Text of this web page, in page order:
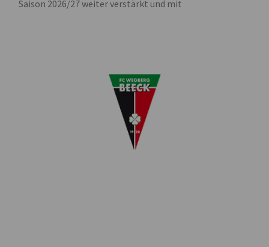
Saison 2026/27 weiter verstärkt und mit